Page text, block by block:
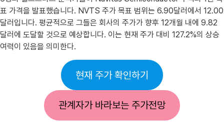
표 가격을 발표했습니다. NVTS 주가 목표 범위는 6.90달러에서 12.00
달러입니다. 평균적으로 그들은 회사의 주가가 향후 12개월 내에 9.82
달러에 도달할 것으로 예상합니다. 이는 현재 주가 대비 127.2%의 상승
여력이 있음을 의미한다.
현재 주가 확인하기
관계자가 바라보는 주가전망